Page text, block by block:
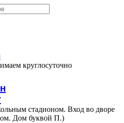
круглосуточно
стадионом. Вход во дворе
Дом буквой П.)